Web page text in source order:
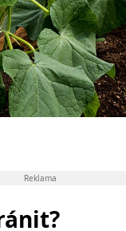
Reklama